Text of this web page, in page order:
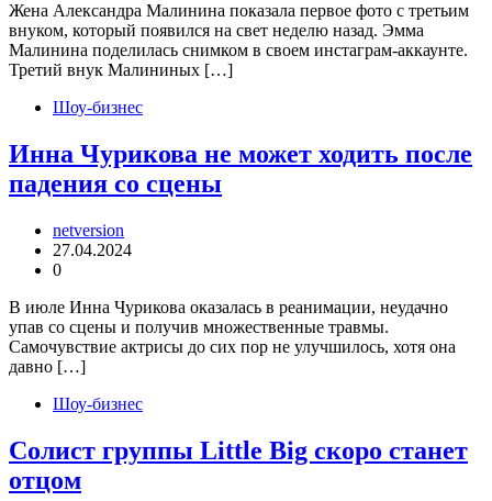
Жена Александра Малинина показала первое фото с третьим
внуком, который появился на свет неделю назад. Эмма
Малинина поделилась снимком в своем инстаграм-аккаунте.
Третий внук Малининых […]
Шоу-бизнес
Инна Чурикова не может ходить после
падения со сцены
netversion
27.04.2024
0
В июле Инна Чурикова оказалась в реанимации, неудачно
упав со сцены и получив множественные травмы.
Самочувствие актрисы до сих пор не улучшилось, хотя она
давно […]
Шоу-бизнес
Солист группы Little Big скоро станет
отцом